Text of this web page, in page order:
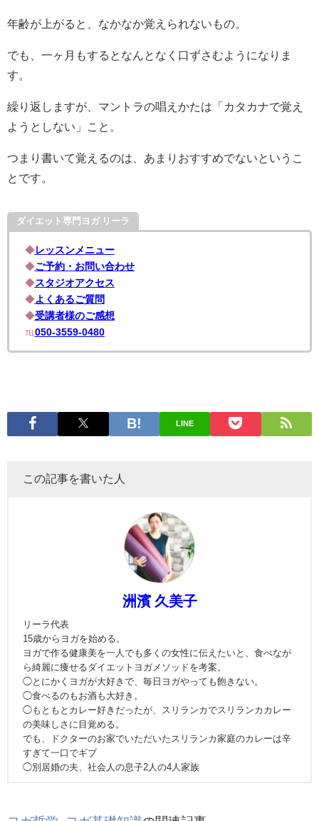
年齢が上がると、なかなか覚えられないもの。
でも、一ヶ月もするとなんとなく口ずさむようになりま
す。
繰り返しますが、マントラの唱えかたは「カタカナで覚え
ようとしない」こと。
つまり書いて覚えるのは、あまりおすすめでないというこ
とです。
ダイエット専門ヨガ リーラ
◆ レッスンメニュー
◆ご予約・お問い合わせ
◆ スタジオアクセス
◆ よくあるご質問
◆受講者様のご感想
℡ 050-3559-0480
LINE
この記事を書いた人
洲濱 久美子
リーラ代表
15歳からヨガを始める。
ヨガで作る健康美を一人でも多くの女性に伝えたいと、食べなが
ら綺麗に痩せるダイエットヨガメソッドを考案。
◯とにかくヨガが大好きで、毎日ヨガやっても飽きない。
◯食べるのもお酒も大好き。
◯もともとカレー好きだったが、スリランカでスリランカカレー
の美味しさに目覚める。
でも、ドクターのお家でいただいたスリランカ家庭のカレーは辛
すぎて一口でギブ
◯別居婚の夫、社会人の息子2人の4人家族